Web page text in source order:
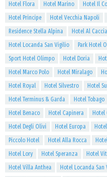
Hotel Flora
Hotel Marino Hotel Il
Hotel Principe
Hotel Vecchia Napoli
Residence Stella Alpina
Hotel Al
Hotel Locanda San Vigilio
Park Hotel
Sport Hotel Olimpo
Hotel Doria
Hotel Marco Polo
Hotel Miralago
Hotel Royal
Hotel Silvestro
Hotel
Hotel Terminus & Garda
Hotel Tobago
Hotel Benaco
Hotel Capinera Hotel
Hotel Degli Olivi
Hotel Europa
Piccolo Hotel
Hotel Alla Rocca
Hotel Lory
Hotel Speranza Hotel
Hotel Villa Anthea
Hotel Locanda San